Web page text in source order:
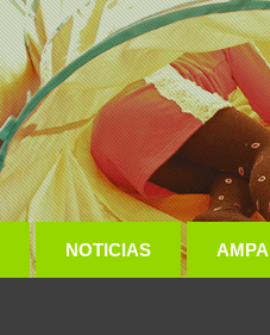
NOTICIAS AMPA